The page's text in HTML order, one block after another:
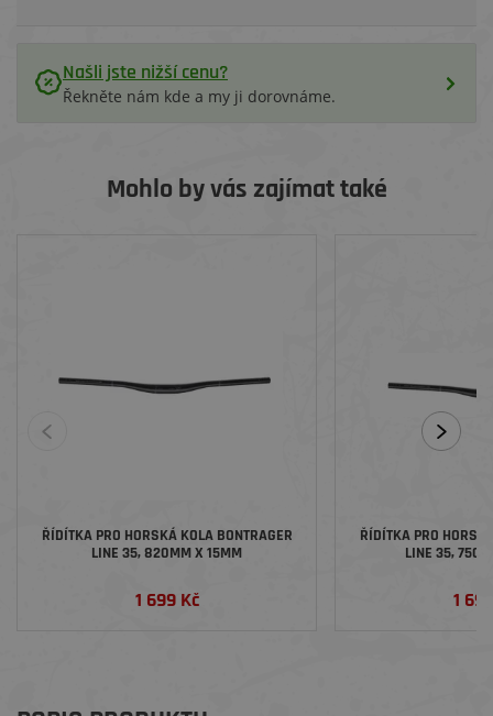
Našli jste nižší cenu?
Řekněte nám kde a my ji dorovnáme.
Mohlo by vás zajímat také
ŘÍDÍTKA PRO HORSKÁ KOLA BONTRAGER
LINE 35, 820MM X 15MM
1 699 Kč
ŘÍDÍTKA PRO
LINE 35,
1